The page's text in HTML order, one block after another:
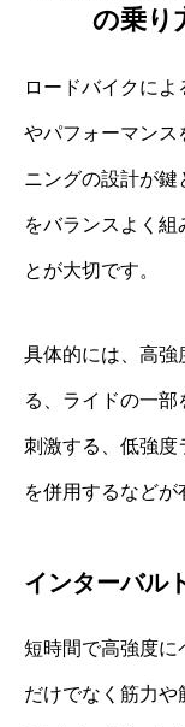
の乗り
ロードバイクに
やパフォーマンス
ニングの設計が鍵
をバランスよく組
とが大切です。
具体的には、高強
る、ライドの一
刺激する、低強度
を併用するなどが
インターバル
短時間で高強度に
だけでなく筋力